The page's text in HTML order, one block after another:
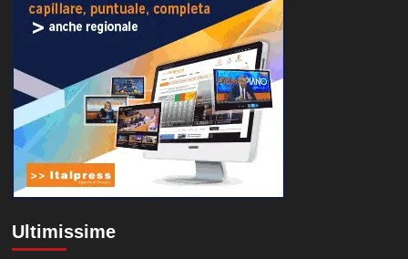
Ultimissime